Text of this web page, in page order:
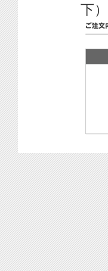
下